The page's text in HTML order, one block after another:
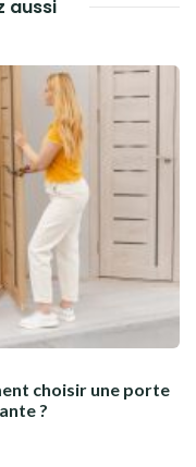
aussi
choisir une porte
?